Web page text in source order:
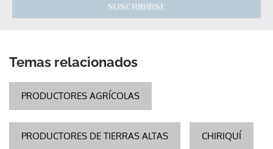
SUSCRIBIRSE
Temas relacionados
PRODUCTORES AGRÍCOLAS
PRODUCTORES DE TIERRAS ALTAS CHIRIQUÍ